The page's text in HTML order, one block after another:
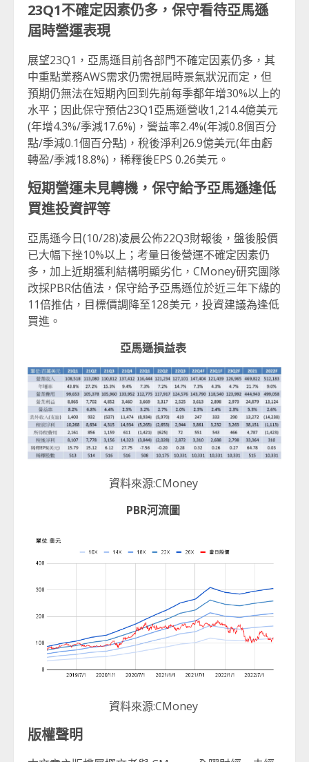
23Q1不確定因素仍多，保守看待亞馬遜
屆時營運表現
展望23Q1，亞馬遜目前各部門不確定因素仍多，其
中重點業務AWS需求仍需視屆時景氣狀況而定，但
預期仍無法在短期內回到先前每季都年增30%以上的
水平；因此保守預估23Q1亞馬遜營收1,214.4億美元
(年增4.3%/季減17.6%)，營益率2.4%(年減0.8個百分
點/季減0.1個百分點)，稅後淨利26.9億美元(年由虧
轉盈/季減18.8%)，稀釋後EPS 0.26美元。
短期營運未見轉機，保守給予亞馬遜逢低
買進投資評等
亞馬遜今日(10/28)凌晨公佈22Q3財報後，盤後股價
已大幅下挫10%以上；考量日後營運不確定因素仍
多，加上近期獲利結構明顯劣化，CMoney研究團隊
改採PBR估值法，保守給予亞馬遜位於近三年下緣的
11倍推估，目標價調降至128美元，投資建議為逢低
買進。
亞馬遜損益表
資料來源:CMoney
PBR河流圖
資料來源:CMoney
版權聲明